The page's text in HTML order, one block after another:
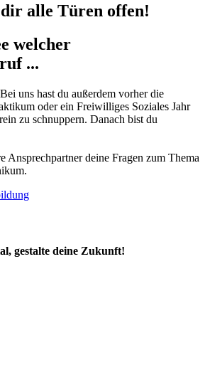
dir alle Türen offen!
welcher
...
uns hast du außerdem vorher die
oder ein Freiwilliges Soziales Jahr
zu schnuppern. Danach bist du
Ansprechpartner deine Fragen zum Thema
gestalte deine Zukunft!